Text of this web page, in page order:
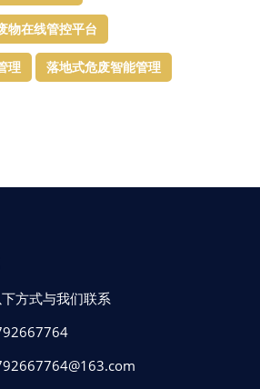
物在线管控平台
理 落地式危废智能管理
方式与我们联系